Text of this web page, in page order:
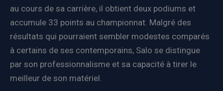
au cours de sa carrière, il obtient deux podiums et
accumule 33 points au championnat. Malgré des
résultats qui pourraient sembler modestes comparés
à certains de ses contemporains, Salo se distingue
par son professionnalisme et sa capacité à tirer le
meilleur de son matériel.